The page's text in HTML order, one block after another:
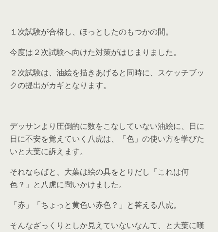
１次試験が合格し、ほっとしたのもつかの間。
今度は２次試験へ向けた対策がはじまりました。
２次試験は、油絵を描きあげると同時に、スケッチブッ
クの提出がカギとなります。
デッサンより圧倒的に数をこなしていない油絵に、日に
日に不安を覚えていく八虎は、「色」の使い方を学びた
いと大葉に訴えます。
それならばと、大葉は絵の具をとりだし「これは何
色？」と八虎に問いかけました。
「赤」「ちょっと黄色い赤色？」と答える八虎。
そんなざっくりとしか見えていないなんて、と大葉に嘆